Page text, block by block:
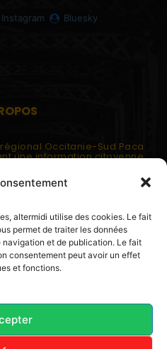
altermidi utilise des cookies. Le fait
permet de traiter les données
et de publication. Le fait
consentement peut avoir un effet
et fonctions.
Instagram Bluesky
Occitanie-Sud Paca
une information citoyenne
la méditerranée,
globales évaluées à
ou d'analyses à l'échelon
sans capitale.